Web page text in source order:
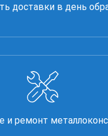
доставки в день
и ремонт